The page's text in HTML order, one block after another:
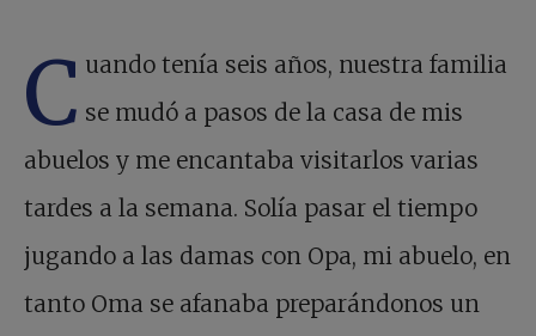
C uando tenía seis años, nuestra familia
se mudó a pasos de la casa de mis
abuelos y me encantaba visitarlos varias
tardes a la semana. Solía pasar el tiempo
jugando a las damas con Opa, mi abuelo, en
tanto Oma se afanaba preparándonos un